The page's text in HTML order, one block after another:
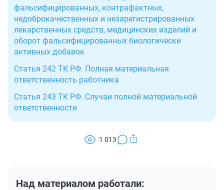
фальсифицированных, контрафактных,
недоброкачественных и незарегистрированных
лекарственных средств, медицинских изделий и
оборот фальсифицированных биологически
активных добавок
Статья 242 ТК РФ. Полная материальная
ответственность работника
Статья 243 ТК РФ. Случаи полной материальной
ответственности
1 013
Над материалом работали: